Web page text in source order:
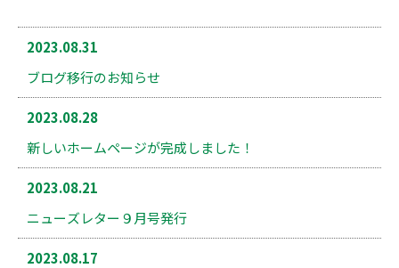
2023.08.31
ブログ移行のお知らせ
2023.08.28
新しいホームページが完成しました！
2023.08.21
ニューズレター９月号発行
2023.08.17